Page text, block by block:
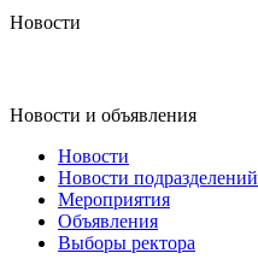
Новости
Новости и объявления
Новости
Новости подразделений
Мероприятия
Объявления
Выборы ректора